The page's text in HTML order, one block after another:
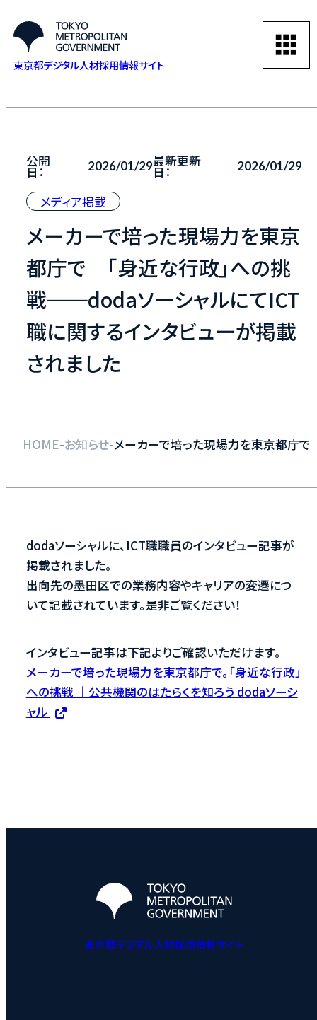
東京都デジタル人材採用情報サイト
公開
日： 2026/01/29最新更新
日： 2026/01/29
メディア掲載
メーカーで培った現場力を東京
都庁で 「身近な行政」への挑
戦──dodaソーシャルにてICT
職に関するインタビューが掲載
されました
HOME-お知らせ-メーカーで培った現場力を東京都庁
dodaソーシャルに、ICT職職員のインタビュー記事が
掲載されました。
出向先の墨田区での業務内容やキャリアの変遷につ
いて記載されています。是非ご覧ください！
インタビュー記事は下記よりご確認いただけます。
メーカーで培った現場力を東京都庁で。「身近な行政」
への挑戦 ｜公共機関のはたらくを知ろう dodaソーシ
ャル
東京都デジタル人材採用情報サイト